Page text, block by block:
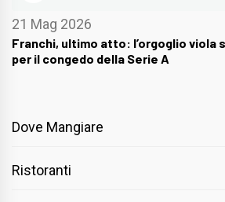
21 Mag 2026
Franchi, ultimo atto: l’orgoglio viola
per il congedo della Serie A
Dove Mangiare
Ristoranti